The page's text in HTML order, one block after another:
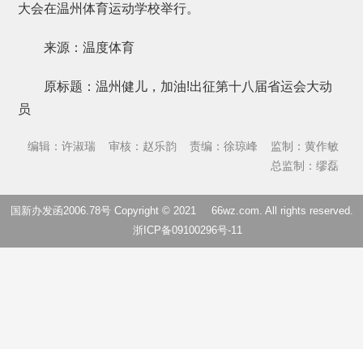
大会在温州体育运动学校举行。
来源：温度体育
原标题：温州健儿，加油!出征第十八届省运会大动
员
编辑：许淑瑞 审核：赵乐韵 责编：徐琼峰
监制：黄作敏
总监制：缪磊
国新办发函2006.78号 Copyright © 2021 66wz.com. All rights reserved.
浙ICP备09100296号-11